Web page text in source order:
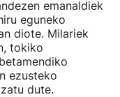
emanaldiek
eguneko
diote. Milariek
tokiko
ezusteko
dute.